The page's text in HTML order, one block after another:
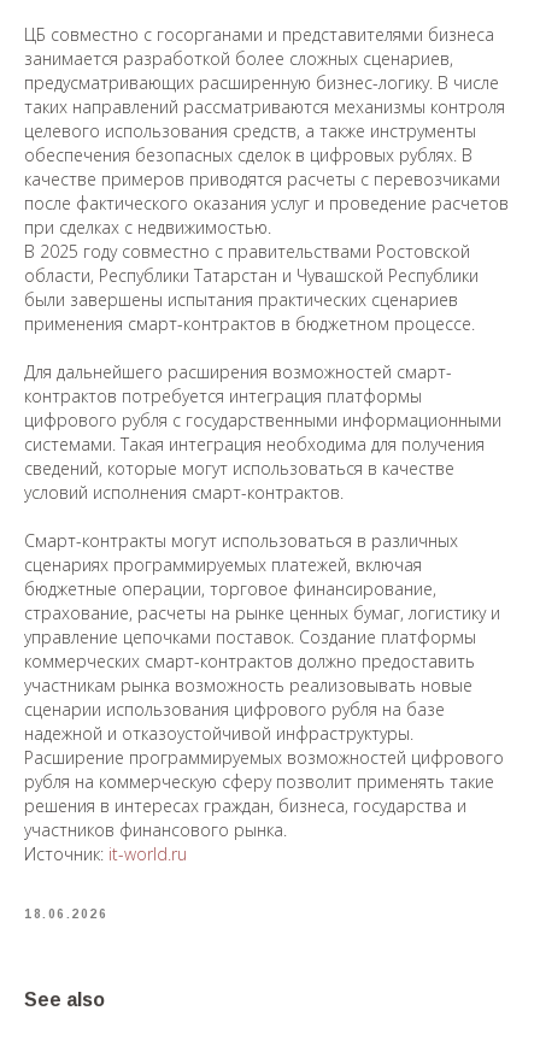
ЦБ совместно с госорганами и представителями бизнеса
занимается разработкой более сложных сценариев,
предусматривающих расширенную бизнес-логику. В числе
таких направлений рассматриваются механизмы контроля
целевого использования средств, а также инструменты
обеспечения безопасных сделок в цифровых рублях. В
качестве примеров приводятся расчеты с перевозчиками
после фактического оказания услуг и проведение расчетов
при сделках с недвижимостью.
В 2025 году совместно с правительствами Ростовской
области, Республики Татарстан и Чувашской Республики
были завершены испытания практических сценариев
применения смарт-контрактов в бюджетном процессе.
Для дальнейшего расширения возможностей смарт-
контрактов потребуется интеграция платформы
цифрового рубля с государственными информационными
системами. Такая интеграция необходима для получения
сведений, которые могут использоваться в качестве
условий исполнения смарт-контрактов.
Смарт-контракты могут использоваться в различных
сценариях программируемых платежей, включая
бюджетные операции, торговое финансирование,
страхование, расчеты на рынке ценных бумаг, логистику и
управление цепочками поставок. Создание платформы
коммерческих смарт-контрактов должно предоставить
участникам рынка возможность реализовывать новые
сценарии использования цифрового рубля на базе
надежной и отказоустойчивой инфраструктуры.
Расширение программируемых возможностей цифрового
рубля на коммерческую сферу позволит применять такие
решения в интересах граждан, бизнеса, государства и
участников финансового рынка.
Источник: it-world.ru
18.06.2026
See also